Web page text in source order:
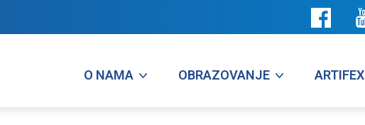
O NAMA OBRAZOVANJE ARTIFEX